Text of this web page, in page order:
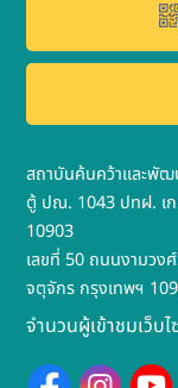
สถาบันค้นคว้าและพั
ตู้ ปณ. 1043 ปทฝ. เ
10903
เลขที่ 50 ถนนงามวง
จตุจักร กรุงเทพฯ
จำนวนผู้เข้าชมเว็บ